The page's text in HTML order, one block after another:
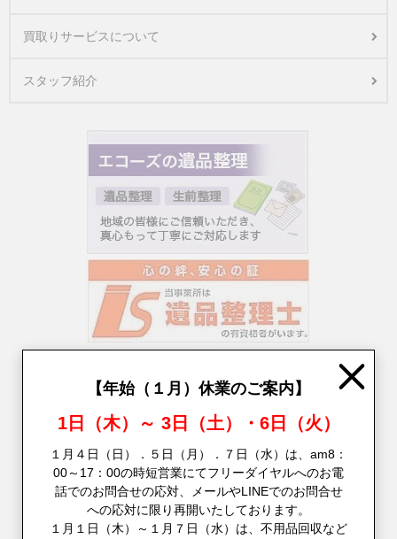
買取りサービスについて
スタッフ紹介
【年始（１月）休業のご案内】
1日（木）～ 3日（土）・6日（火）
１月４日（日）．５日（月）．７日（水）は、am8：
00～17：00の時短営業にてフリーダイヤルへのお電
話でのお問合せの応対、メールやLINEでのお問合せ
への応対に限り再開いたしております。
１月１日（木）～１月７日（水）は、不用品回収など
Close